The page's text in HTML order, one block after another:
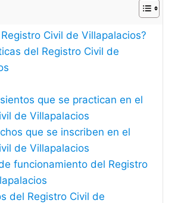
Civil de Villapalacios?
del Registro Civil de
que se practican en el
de Villapalacios
que se inscriben en el
de Villapalacios
funcionamiento del Registro
del Registro Civil de